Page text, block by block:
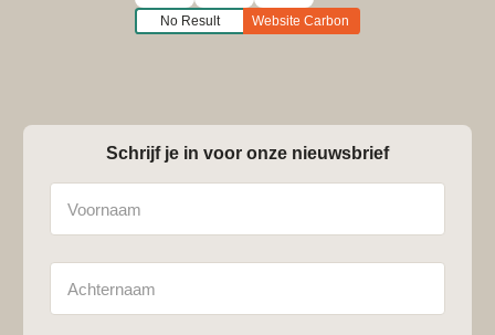
No Result Website Carbon
Schrijf je in voor onze nieuwsbrief